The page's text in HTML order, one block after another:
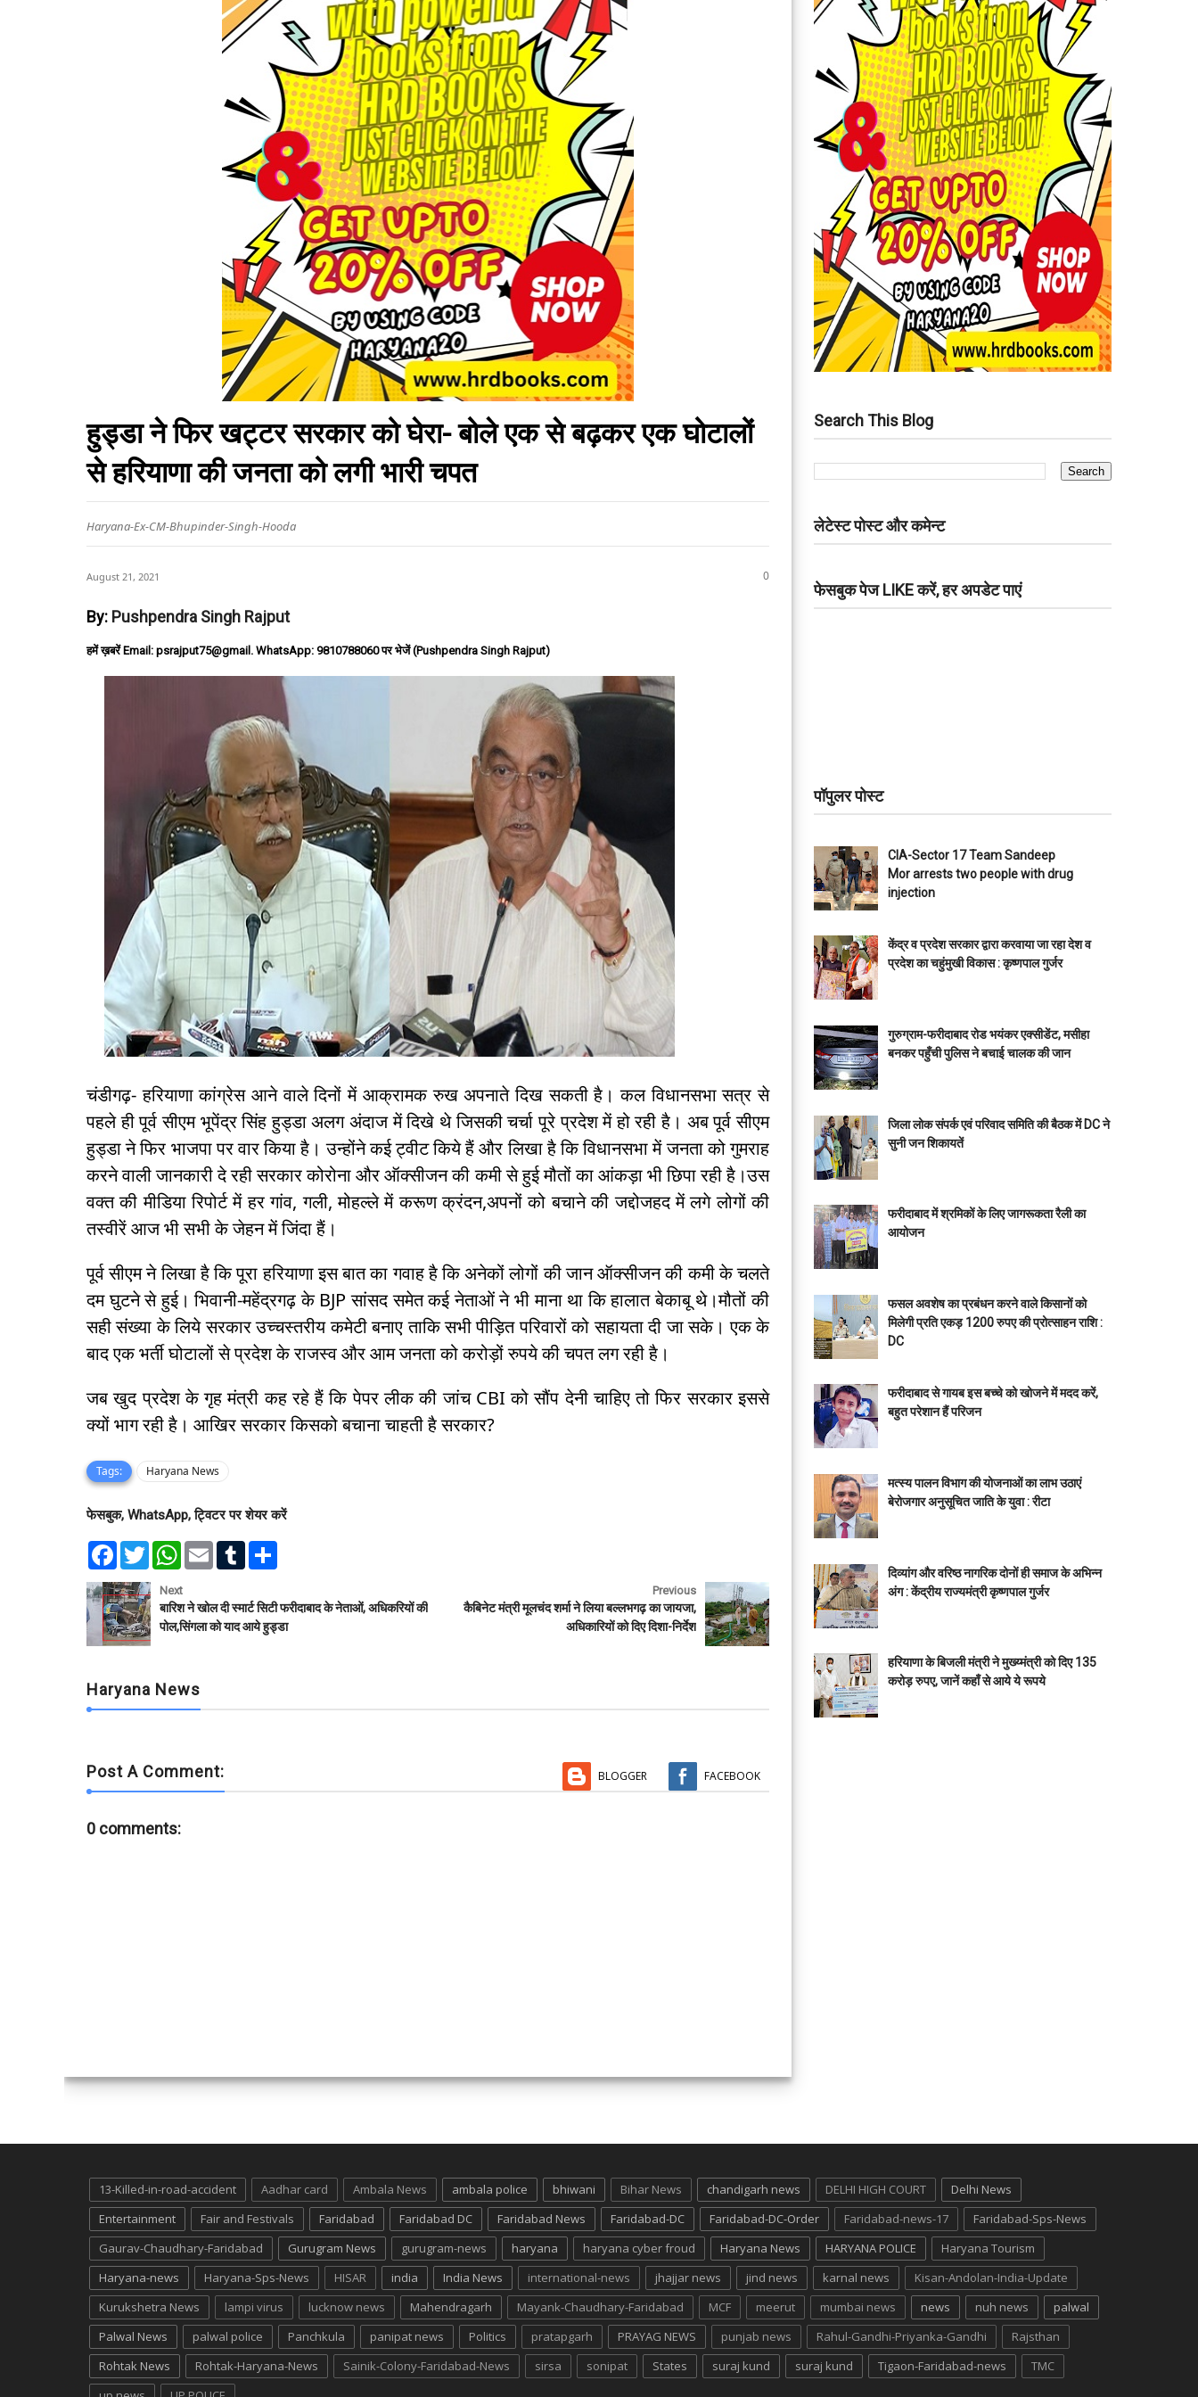
हुड्डा ने फिर खट्टर सरकार को घेरा- बोले एक से बढ़कर एक घोटालों
से हरियाणा की जनता को लगी भारी चपत
Haryana-Ex-CM-Bhupinder-Singh-Hooda
August 21, 2021 0
By: Pushpendra Singh Rajput
हमें ख़बरें Email: psrajput75@gmail. WhatsApp: 9810788060 पर भेजें (Pushpendra Singh Rajput)
चंडीगढ़- हरियाणा कांग्रेस आने वाले दिनों में आक्रामक रुख अपनाते दिख सकती है। कल विधानसभा सत्र से
पहले ही पूर्व सीएम भूपेंद्र सिंह हुड्डा अलग अंदाज में दिखे थे जिसकी चर्चा पूरे प्रदेश में हो रही है। अब पूर्व सीएम
हुड्डा ने फिर भाजपा पर वार किया है। उन्होंने कई ट्वीट किये हैं और लिखा है कि विधानसभा में जनता को गुमराह
करने वाली जानकारी दे रही सरकार कोरोना और ऑक्सीजन की कमी से हुई मौतों का आंकड़ा भी छिपा रही है।उस
वक्त की मीडिया रिपोर्ट में हर गांव, गली, मोहल्ले में करूण क्रंदन,अपनों को बचाने की जद्दोजहद में लगे लोगों की
तस्वीरें आज भी सभी के जेहन में जिंदा हैं।
पूर्व सीएम ने लिखा है कि पूरा हरियाणा इस बात का गवाह है कि अनेकों लोगों की जान ऑक्सीजन की कमी के चलते
दम घुटने से हुई। भिवानी-महेंद्रगढ़ के BJP सांसद समेत कई नेताओं ने भी माना था कि हालात बेकाबू थे।मौतों की
सही संख्या के लिये सरकार उच्चस्तरीय कमेटी बनाए ताकि सभी पीड़ित परिवारों को सहायता दी जा सके। एक के
बाद एक भर्ती घोटालों से प्रदेश के राजस्व और आम जनता को करोड़ों रुपये की चपत लग रही है।
जब खुद प्रदेश के गृह मंत्री कह रहे हैं कि पेपर लीक की जांच CBI को सौंप देनी चाहिए तो फिर सरकार इससे
क्यों भाग रही है। आखिर सरकार किसको बचाना चाहती है सरकार?
Tags: Haryana News
फेसबुक, WhatsApp, ट्विटर पर शेयर करें
F
e
b
o
o
k
T
w
t
t
e
r
W
t
s
A
p
E
l
T
l
r
e
Next
बारिश ने खोल दी स्मार्ट सिटी फरीदाबाद के नेताओं, अधिकरियों की
पोल,सिंगला को याद आये हुड्डा
Previous
कैबिनेट मंत्री मूलचंद शर्मा ने लिया बल्लभगढ़ का जायजा,
अधिकारियों को दिए दिशा-निर्देश
Haryana News
Post A Comment: BLOGGER FACEBOOK
0 comments:
Search This Blog
लेटेस्ट पोस्ट और कमेन्ट
फेसबुक पेज LIKE करें, हर अपडेट पाएं
पॉपुलर पोस्ट
CIA-Sector 17 Team Sandeep
Mor arrests two people with drug
injection
केंद्र व प्रदेश सरकार द्वारा करवाया जा रहा देश व
प्रदेश का चहुंमुखी विकास : कृष्णपाल गुर्जर
गुरुग्राम-फरीदाबाद रोड भयंकर एक्सीडेंट, मसीहा
बनकर पहुँची पुलिस ने बचाई चालक की जान
जिला लोक संपर्क एवं परिवाद समिति की बैठक में DC ने
सुनी जन शिकायतें
फरीदाबाद में श्रमिकों के लिए जागरूकता रैली का
आयोजन
फसल अवशेष का प्रबंधन करने वाले किसानों को
मिलेगी प्रति एकड़ 1200 रुपए की प्रोत्साहन राशि :
DC
फरीदाबाद से गायब इस बच्चे को खोजने में मदद करें,
बहुत परेशान हैं परिजन
मत्स्य पालन विभाग की योजनाओं का लाभ उठाएं
बेरोजगार अनुसूचित जाति के युवा : रीटा
दिव्यांग और वरिष्ठ नागरिक दोनों ही समाज के अभिन्न
अंग : केंद्रीय राज्यमंत्री कृष्णपाल गुर्जर
हरियाणा के बिजली मंत्री ने मुख्य्मंत्री को दिए 135
करोड़ रुपए, जानें कहाँ से आये ये रूपये
13-Killed-in-road-accident Aadhar card Ambala News ambala police bhiwani Bihar News chandigarh news DELHI HIGH COURT
Delhi News
Entertainment
Fair and Festivals Faridabad Faridabad DC Faridabad News Faridabad-DC Faridabad-DC-Order Faridabad-news-17
Faridabad-Sps-News
Gaurav-Chaudhary-Faridabad
Gurugram News gurugram-news haryana haryana cyber froud Haryana News HARYANA POLICE
Haryana Tourism
Haryana-news
Haryana-Sps-News HISAR india India News international-news jhajjar news jind news karnal news
Kisan-Andolan-India-Update
Kurukshetra News
lampi virus lucknow news Mahendragarh Mayank-Chaudhary-Faridabad MCF meerut mumbai news news nuh news
palwal
Palwal News
palwal police Panchkula panipat news Politics pratapgarh PRAYAG NEWS punjab news Rahul-Gandhi-Priyanka-Gandhi
Rajsthan
Rohtak News
Rohtak-Haryana-News Sainik-Colony-Faridabad-News sirsa sonipat States suraj kund suraj kund Tigaon-Faridabad-news
TMC